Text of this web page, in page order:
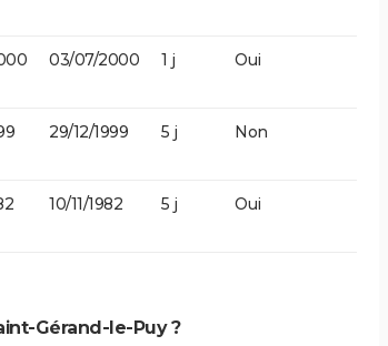
03/07/2000 1 j Oui
29/12/1999 5 j Non
10/11/1982 5 j Oui
Gérand-le-Puy ?